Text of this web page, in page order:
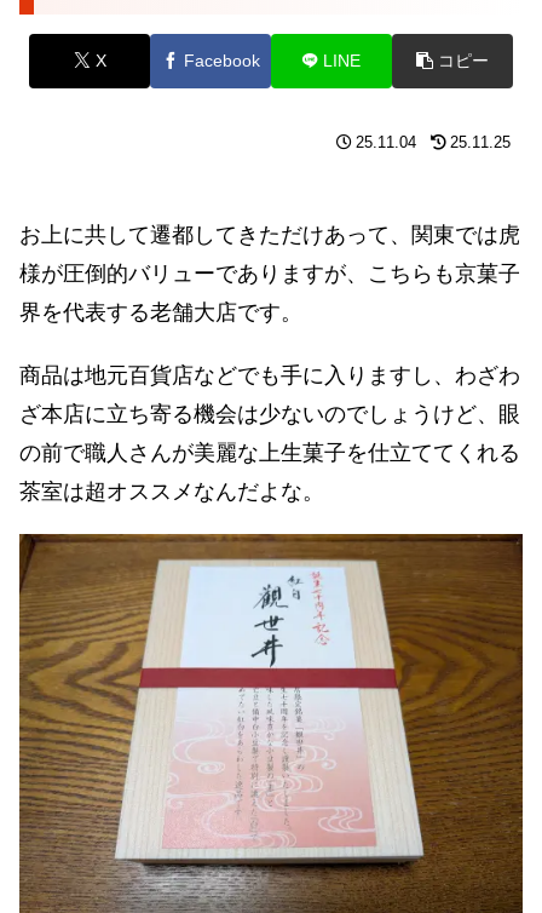
X Facebook LINE コピー
25.11.04 25.11.25
お上に共して遷都してきただけあって、関東では虎
様が圧倒的バリューでありますが、こちらも京菓子
界を代表する老舗大店です。
商品は地元百貨店などでも手に入りますし、わざわ
ざ本店に立ち寄る機会は少ないのでしょうけど、眼
の前で職人さんが美麗な上生菓子を仕立ててくれる
茶室は超オススメなんだよな。